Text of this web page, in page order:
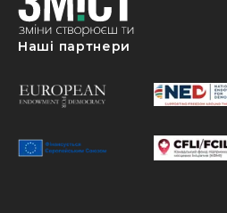
Наші партнери